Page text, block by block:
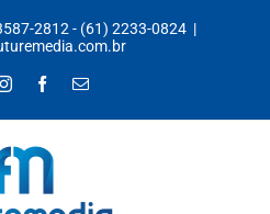
2812- (61) 2233-0824 |
InstagramFacebook
E-